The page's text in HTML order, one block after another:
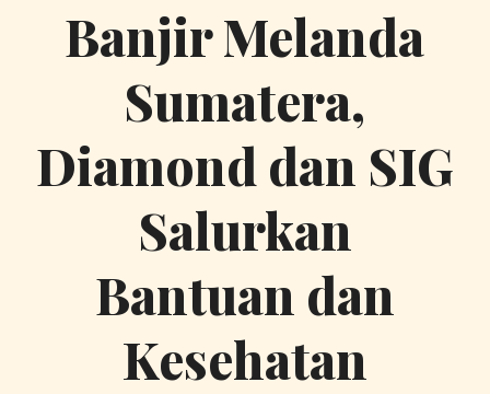
Banjir Melanda
Sumatera,
Diamond dan SIG
Salurkan
Bantuan dan
Kesehatan